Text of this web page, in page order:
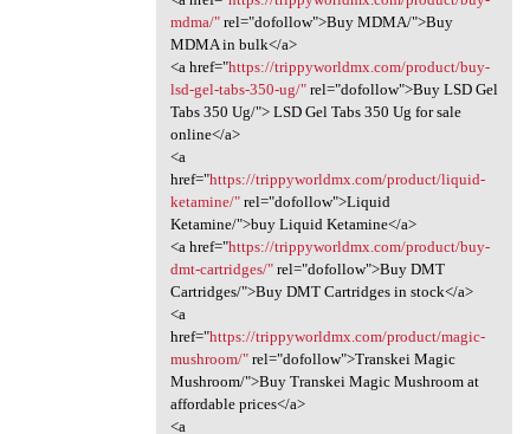
mdma/"rel="dofollow">Buy MDMA/">Buy
MDMA in bulk</a>
<a href="https://trippyworldmx.com/product/buy-
lsd-gel-tabs-350-ug/"rel="dofollow">Buy LSD Gel
Tabs 350 Ug/"> LSD Gel Tabs 350 Ug for sale
online</a>
<a
href="https://trippyworldmx.com/product/liquid-
ketamine/"rel="dofollow">Liquid
Ketamine/">buy Liquid Ketamine</a>
<a href="https://trippyworldmx.com/product/buy-
dmt-cartridges/"rel="dofollow">Buy DMT
Cartridges/">Buy DMT Cartridges in stock</a>
<a
href="https://trippyworldmx.com/product/magic-
mushroom/"rel="dofollow">Transkei Magic
Mushroom/">Buy Transkei Magic Mushroom at
affordable prices</a>
<a